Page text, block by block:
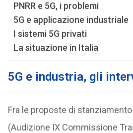
PNRR e 5G, i problemi
5G e applicazione industriale
I sistemi 5G privati
La situazione in Italia
5G e industria, gli
Fra le proposte di
(Audizione IX Commissione